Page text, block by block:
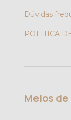
Dúvidas
POLITICA
Meios